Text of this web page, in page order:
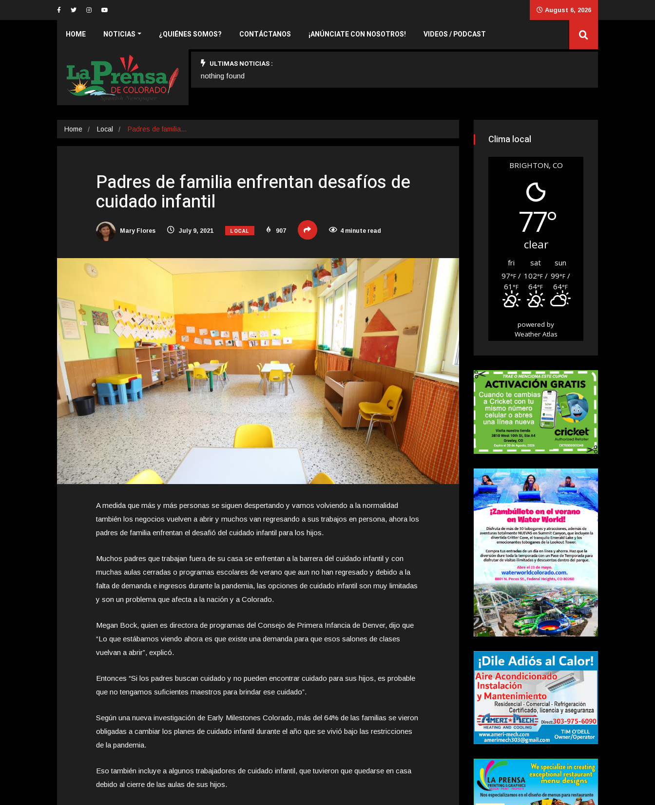
August 6, 2026
HOME NOTICIAS ¿QUIÉNES SOMOS? CONTÁCTANOS ¡ANÚNCIATE CON NOSOTROS! VIDEOS / PODCAST
ULTIMAS NOTICIAS :
nothing found
Home Local Padres de familia…
Padres de familia enfrentan desafíos de
cuidado infantil
Mary Flores July 9, 2021 LOCAL 907 4 minute read
A medida que más y más personas se siguen despertando y vamos volviendo a la normalidad
también los negocios vuelven a abrir y muchos van regresando a sus trabajos en persona, ahora los
padres de familia enfrentan el desafió del cuidado infantil para los hijos.
Muchos padres que trabajan fuera de su casa se enfrentan a la barrera del cuidado infantil y con
muchas aulas cerradas o programas escolares de verano que aun no han regresado y debido a la
falta de demanda e ingresos durante la pandemia, las opciones de cuidado infantil son muy limitadas
y son un problema que afecta a la nación y a Colorado.
Megan Bock, quien es directora de programas del Consejo de Primera Infancia de Denver, dijo que
“Lo que estábamos viendo ahora es que existe una demanda para que esos salones de clases
vuelvan a abrir”, explicó.
Entonces “Si los padres buscan cuidado y no pueden encontrar cuidado para sus hijos, es probable
que no tengamos suficientes maestros para brindar ese cuidado”.
Según una nueva investigación de Early Milestones Colorado, más del 64% de las familias se vieron
obligadas a cambiar los planes de cuidado infantil durante el año que se vivió bajo las restricciones
de la pandemia.
Eso también incluye a algunos trabajadores de cuidado infantil, que tuvieron que quedarse en casa
debido al cierre de las aulas de sus hijos.
Clima local
BRIGHTON, CO
77°
clear
fri sat
sun
97°F /
61 °F
102°F/
64°F
99°F/
64°F
powered by
Weather Atlas